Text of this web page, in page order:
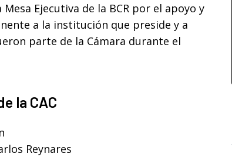
Ejecutiva de la BCR por el apoyo y
a la institución que preside y a
parte de la Cámara durante el
la CAC
Reynares